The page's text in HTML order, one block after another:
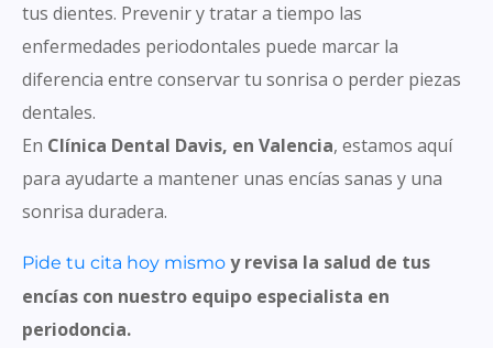
tus dientes. Prevenir y tratar a tiempo las
enfermedades periodontales puede marcar la
diferencia entre conservar tu sonrisa o perder piezas
dentales.
En Clínica Dental Davis, en Valencia, estamos aquí
para ayudarte a mantener unas encías sanas y una
sonrisa duradera.
Pide tu cita hoy mismo y revisa la salud de tus
encías con nuestro equipo especialista en
periodoncia.